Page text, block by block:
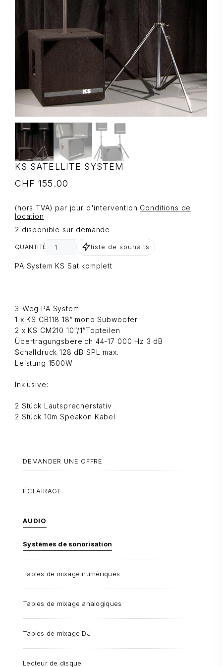
KS SATELLITE SYSTEM
CHF 155.00
(hors TVA) par jour d'intervention Conditions de
location
2 disponible sur demande
QUANTITÉ liste de souhaits
PA System KS Sat komplett
3-Weg PA System
1 x KS CB118 18″ mono Subwoofer
2 x KS CM210 10″/1″Topteilen
Übertragungsbereich 44-17 000 Hz 3 dB
Schalldruck 128 dB SPL max.
Leistung 1500W
Inklusive:
2 Stück Lautsprecherstativ
2 Stück 10m Speakon Kabel
DEMANDER UNE OFFRE
ÉCLAIRAGE
AUDIO
Systèmes de sonorisation
Tables de mixage numériques
Tables de mixage analogiques
Tables de mixage DJ
Lecteur de disque